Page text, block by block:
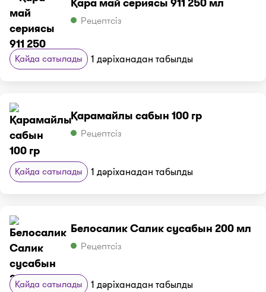
Рецептсіз
Қайда сатылады 1 дәріханадан табылды
Қарамайлы сабын 100 гр
Рецептсіз
Қайда сатылады 1 дәріханадан табылды
Белосалик Салик сусабын 200 мл
Рецептсіз
Қайда сатылады 1 дәріханадан табылды